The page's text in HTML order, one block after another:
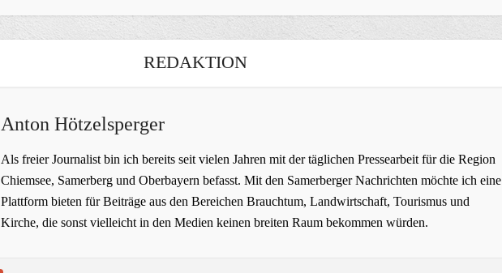
REDAKTION
Anton Hötzelsperger
Als freier Journalist bin ich bereits seit vielen Jahren mit der täglichen Pressearbeit für die Region
Chiemsee, Samerberg und Oberbayern befasst. Mit den Samerberger Nachrichten möchte ich eine
Plattform bieten für Beiträge aus den Bereichen Brauchtum, Landwirtschaft, Tourismus und
Kirche, die sonst vielleicht in den Medien keinen breiten Raum bekommen würden.